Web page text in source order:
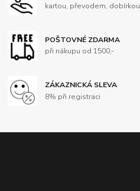
kartou, převodem, dobírkou
POŠTOVNÉ ZDARMA
při nákupu od 1500,-
ZÁKAZNICKÁ SLEVA
8% při registraci